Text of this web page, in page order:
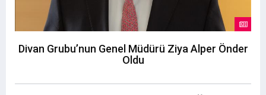
Divan Grubu’nun Genel Müdürü Ziya Alper Önder
Oldu